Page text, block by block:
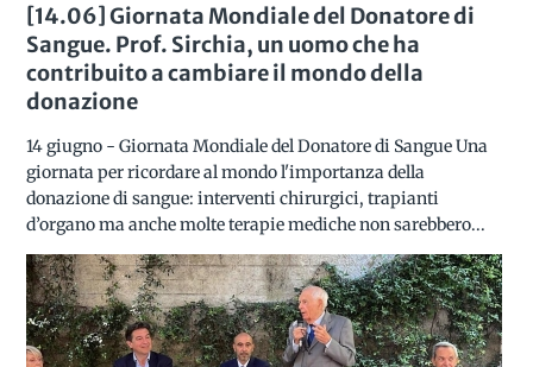
[14.06] Giornata Mondiale del Donatore di
Sangue. Prof. Sirchia, un uomo che ha
contribuito a cambiare il mondo della
donazione
14 giugno - Giornata Mondiale del Donatore di Sangue Una
giornata per ricordare al mondo l'importanza della
donazione di sangue: interventi chirurgici, trapianti
d’organo ma anche molte terapie mediche non sarebbero...